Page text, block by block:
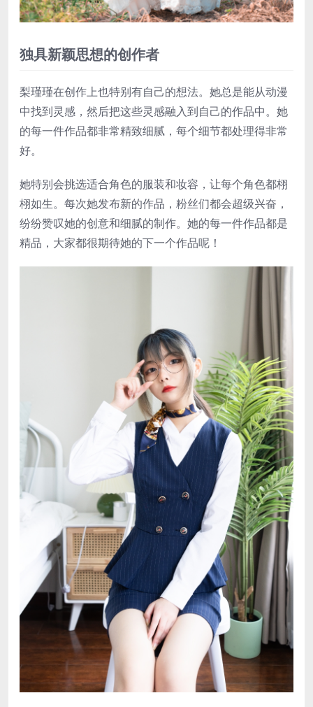
独具新颖思想的创作者
梨瑾瑾在创作上也特别有自己的想法。她总是能从动漫
中找到灵感，然后把这些灵感融入到自己的作品中。她
的每一件作品都非常精致细腻，每个细节都处理得非常
好。
她特别会挑选适合角色的服装和妆容，让每个角色都栩
栩如生。每次她发布新的作品，粉丝们都会超级兴奋，
纷纷赞叹她的创意和细腻的制作。她的每一件作品都是
精品，大家都很期待她的下一个作品呢！